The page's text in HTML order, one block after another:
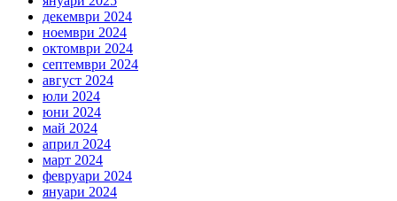
декември 2024
ноември 2024
октомври 2024
септември 2024
август 2024
юли 2024
юни 2024
май 2024
април 2024
март 2024
февруари 2024
януари 2024